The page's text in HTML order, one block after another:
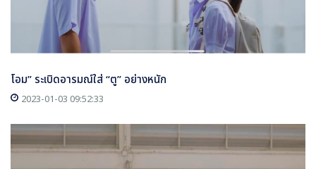
โอม” ระเบิดอารมณ์ใส่ “ตู” อย่างหนัก
2023-01-03 09:52:33